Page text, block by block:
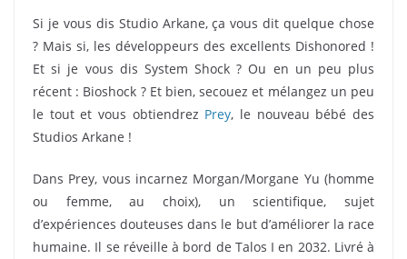
Si je vous dis Studio Arkane, ça vous dit quelque chose
? Mais si, les développeurs des excellents Dishonored !
Et si je vous dis System Shock ? Ou en un peu plus
récent : Bioshock ? Et bien, secouez et mélangez un peu
le tout et vous obtiendrez Prey, le nouveau bébé des
Studios Arkane !
Dans Prey, vous incarnez Morgan/Morgane Yu (homme
ou femme, au choix), un scientifique, sujet
d’expériences douteuses dans le but d’améliorer la race
humaine. Il se réveille à bord de Talos I en 2032. Livré à